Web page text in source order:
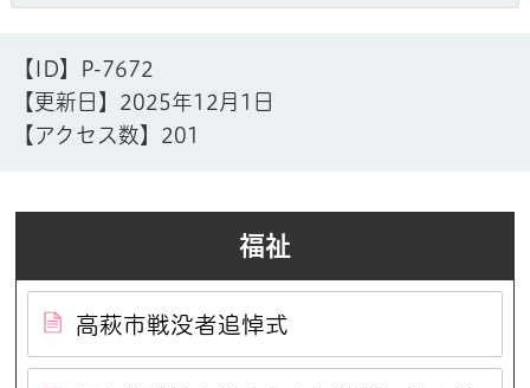
【ID】
P-7672
【更新日】 2025年12月1日
【アクセス数】 201
福祉
高萩市戦没者追悼式